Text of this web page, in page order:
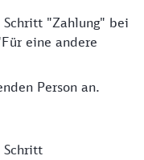
Schritt "Zahlung" bei
eine andere
Person an.
Schritt